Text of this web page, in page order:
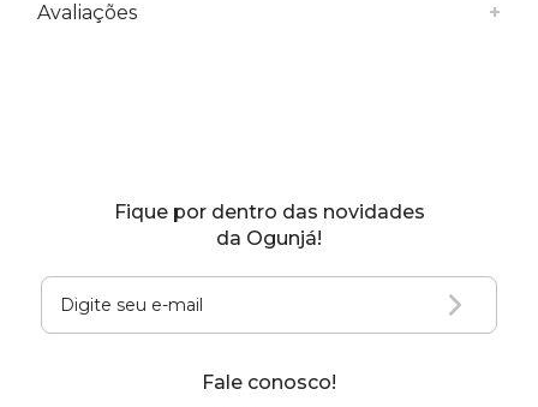
Avaliações
Fique por dentro das novidades
da Ogunjá!
Fale conosco!